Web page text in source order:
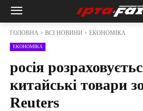
ГОЛОВНА ВСІ НОВИНИ ЕКОНОМІКА
ЕКОНОМІКА
росія
китайські товари
Reuters